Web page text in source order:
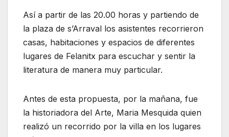
Así a partir de las 20.00 horas y partiendo de
la plaza de s’Arraval los asistentes recorrieron
casas, habitaciones y espacios de diferentes
lugares de Felanitx para escuchar y sentir la
literatura de manera muy particular.
Antes de esta propuesta, por la mañana, fue
la historiadora del Arte, Maria Mesquida quien
realizó un recorrido por la villa en los lugares